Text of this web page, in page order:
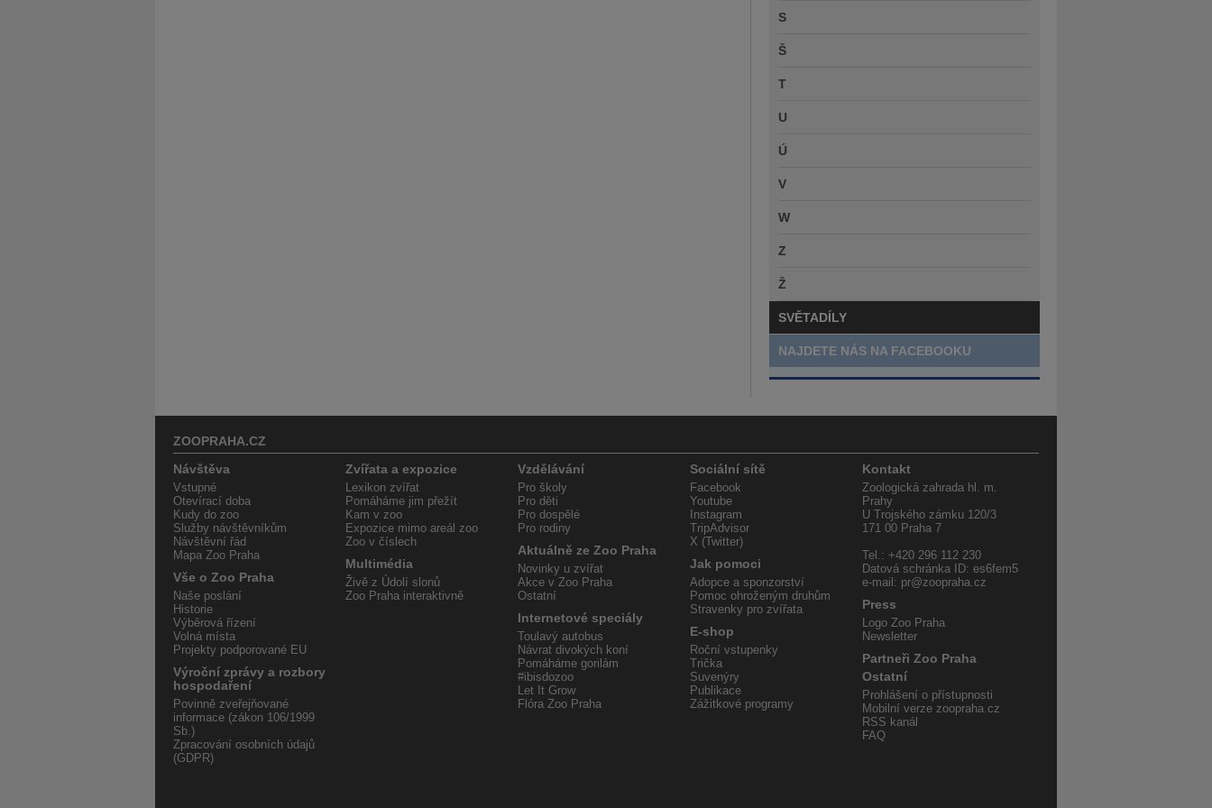
S
Š
T
U
Ú
V
W
Z
Ž
SVĚTADÍLY
NAJDETE NÁS NA FACEBOOKU
ZOOPRAHA.CZ
Návštěva
Vstupné
Otevírací doba
Kudy do zoo
Služby návštěvníkům
Návštěvní řád
Mapa Zoo Praha
Vše o Zoo Praha
Naše poslání
Historie
Výběrová řízení
Volná místa
Projekty podporované EU
Výroční zprávy a rozbory
hospodaření
Povinně zveřejňované
informace (zákon 106/1999
Sb.)
Zpracování osobních údajů
(GDPR)
Zvířata a expozice
Lexikon zvířat
Pomáháme jim přežít
Kam v zoo
Expozice mimo areál zoo
Zoo v číslech
Multimédia
Živě z Údolí slonů
Zoo Praha interaktivně
Vzdělávání
Pro školy
Pro děti
Pro dospělé
Pro rodiny
Aktuálně ze Zoo Praha
Novinky u zvířat
Akce v Zoo Praha
Ostatní
Internetové speciály
Toulavý autobus
Návrat divokých koní
Pomáháme gorilám
#ibisdozoo
Let It Grow
Flóra Zoo Praha
Sociální sítě
Facebook
Youtube
Instagram
TripAdvisor
X (Twitter)
Jak pomoci
Adopce a sponzorství
Pomoc ohroženým druhům
Stravenky pro zvířata
E-shop
Roční vstupenky
Trička
Suvenýry
Publikace
Zážitkové programy
Kontakt
Zoologická zahrada hl. m.
Prahy
U Trojského zámku 120/3
171 00 Praha 7
Tel.: +420 296 112 230
Datová schránka ID: es6fem5
e-mail: pr@zoopraha.cz
Press
Logo Zoo Praha
Newsletter
Partneři Zoo Praha
Ostatní
Prohlášení o přístupnosti
Mobilní verze zoopraha.cz
RSS kanál
FAQ